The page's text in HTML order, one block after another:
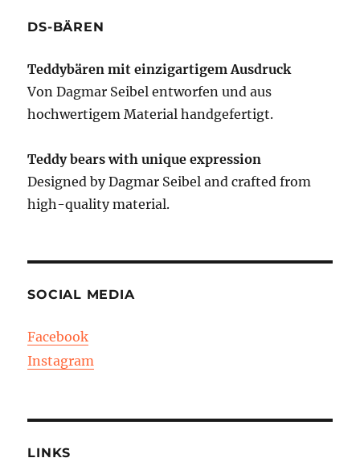
DS-BÄREN
Teddybären mit einzigartigem Ausdruck
Von Dagmar Seibel entworfen und aus
hochwertigem Material handgefertigt.
Teddy bears with unique expression
Designed by Dagmar Seibel and crafted from
high-quality material.
SOCIAL MEDIA
Facebook
Instagram
LINKS